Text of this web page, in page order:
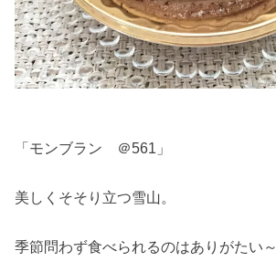
「モンブラン ＠561」
美しくそそり立つ雪山。
季節問わず食べられるのはありがたい～